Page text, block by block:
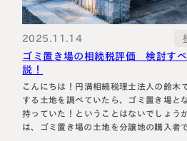
2025.11.14
ゴミ置き場の相続税評価 検討す
説！
こんにちは！円満相続税理士法人の鈴木です！ 相続が発
する土地を調べていたら、ゴミ置き場と
持っていた！ということはないでしょうか。 戸建ての分譲地な
は、ゴミ置き場の土地を分譲地の購入者